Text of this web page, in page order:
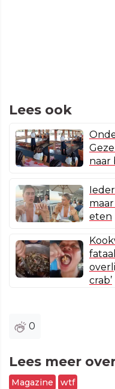
Lees ook
naar
eten
crab’
0
Lees meer
Magazine wtf